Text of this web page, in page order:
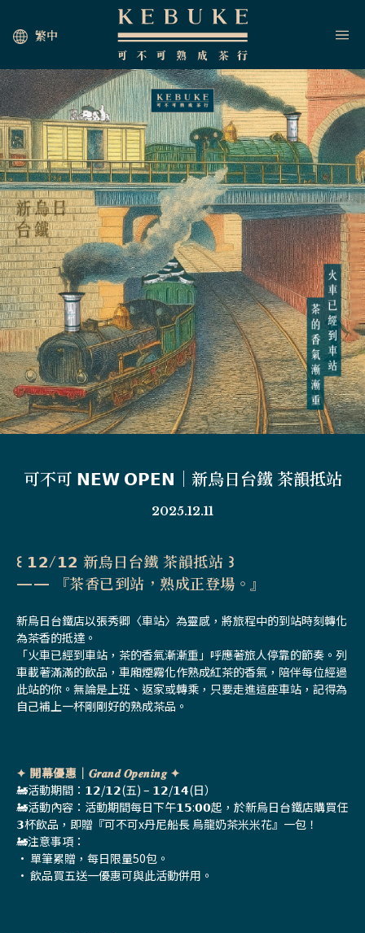
繁中
HOME JOIN US NEWS
可不可 𝗡𝗘𝗪 𝗢𝗣𝗘𝗡｜新烏日台鐵 茶韻抵站
2025.12.11
꒰ 𝟭𝟮/𝟭𝟮 新烏日台鐵 茶韻抵站 ꒱
—— 『茶香已到站，熟成正登場。』
新烏日台鐵店以張秀卿〈車站〉為靈感，將旅程中的到站時刻轉化
為茶香的抵達。
「火車已經到車站，茶的香氣漸漸重」呼應著旅人停靠的節奏。列
車載著滿滿的飲品，車廂煙霧化作熟成紅茶的香氣，陪伴每位經過
此站的你。無論是上班、返家或轉乘，只要走進這座車站，記得為
自己補上一杯剛剛好的熟成茶品。
✦ 開幕優惠｜𝑮𝒓𝒂𝒏𝒅 𝑶𝒑𝒆𝒏𝒊𝒏𝒈 ✦
🚂活動期間：𝟭𝟮/𝟭𝟮(五) – 𝟭𝟮/𝟭𝟰(日）
🚂活動內容：活動期間每日下午𝟭𝟱:𝟬𝟬起，於新烏日台鐵店購買任
𝟯杯飲品，即贈『可不可x丹尼船長 烏龍奶茶米米花』一包！
🚂注意事項：
• 單筆累贈，每日限量50包。
• 飲品買五送一優惠可與此活動併用。